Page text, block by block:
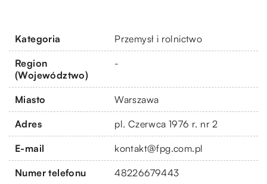
Kategoria Przemysł i rolnictwo
Region
(Województwo)
-
Miasto Warszawa
Adres pl. Czerwca 1976 r. nr 2
E-mail kontakt@fpg.com.pl
Numer telefonu 48226679443